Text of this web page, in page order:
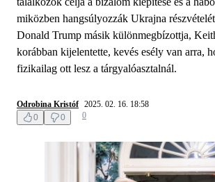
miközben hangsúlyozzák Ukrajna
Donald Trump másik különmegbízottja,
korábban kijelentette, kevés esély van arra,
fizikailag ott lesz a tárgyalóasztalnál.
Odrobina Kristóf 2025. 02. 16. 18:58
0
0 0